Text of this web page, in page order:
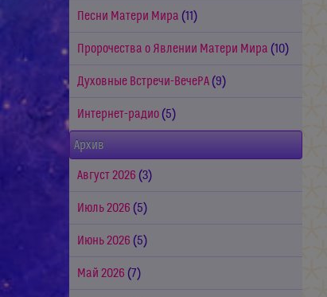
Песни Матери Мира (11)
Пророчества о Явлении Матери Мира (10)
Духовные Встречи-ВечеРА (9)
Интернет-радио (5)
Архив
Август 2026 (3)
Июль 2026 (5)
Июнь 2026 (5)
Май 2026 (7)